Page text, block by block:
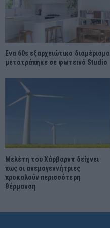
Ένα 60s εξαρχειώτικο διαμέρισμα
μετατράπηκε σε φωτεινό Studio
Μελέτη του Χάρβαρντ δείχνει
πως οι ανεμογεννήτριες
προκαλούν περισσότερη
θέρμανση